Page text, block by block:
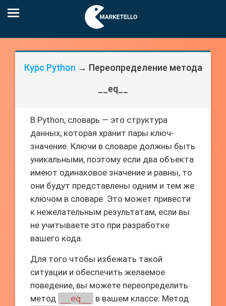
Курс Python → Переопределение метода
__eq__
В Python, словарь — это структура
данных, которая хранит пары ключ-
значение. Ключи в словаре должны быть
уникальными, поэтому если два объекта
имеют одинаковое значение и равны, то
они будут представлены одним и тем же
ключом в словаре. Это может привести
к нежелательным результатам, если вы
не учитываете это при разработке
вашего кода.
Для того чтобы избежать такой
ситуации и обеспечить желаемое
поведение, вы можете переопределить
метод
__eq__
в вашем классе. Метод